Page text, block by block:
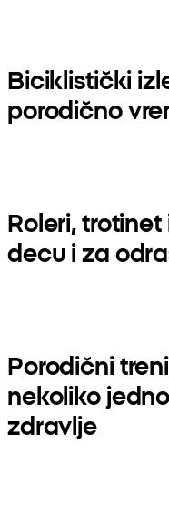
Biciklistički
porodično
Roleri,
decu i za
Porodični
nekoliko
zdravlje